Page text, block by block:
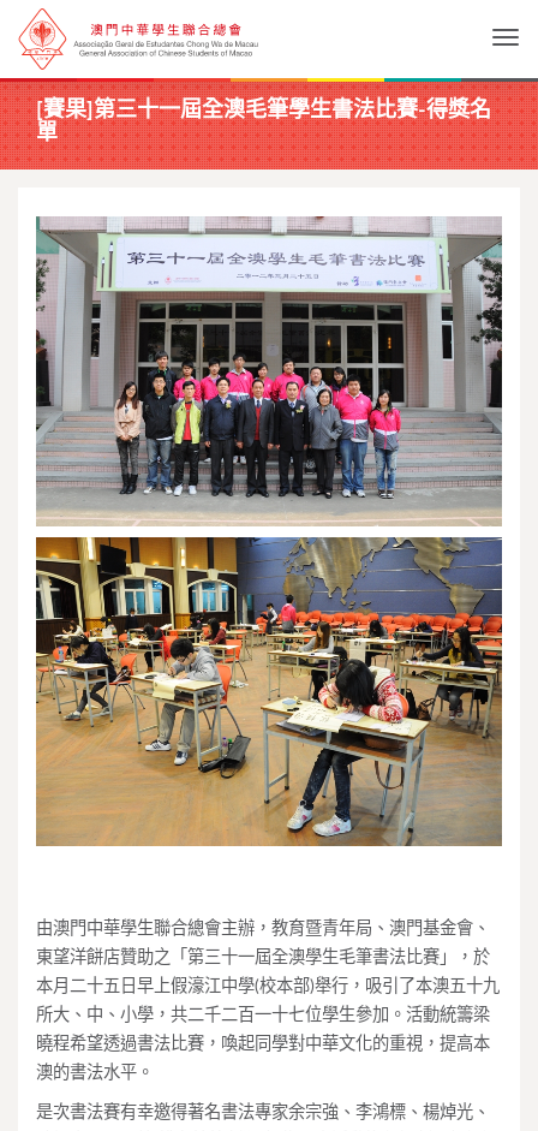
[賽果]第三十一屆全澳毛筆學生書法比賽-得獎名
單
由澳門中華學生聯合總會主辦，教育暨青年局、澳門基金會、
東望洋餅店贊助之「第三十一屆全澳學生毛筆書法比賽」，於
本月二十五日早上假濠江中學(校本部)舉行，吸引了本澳五十九
所大、中、小學，共二千二百一十七位學生參加。活動統籌梁
曉程希望透過書法比賽，喚起同學對中華文化的重視，提高本
澳的書法水平。
是次書法賽有幸邀得著名書法專家余宗強、李鴻標、楊焯光、